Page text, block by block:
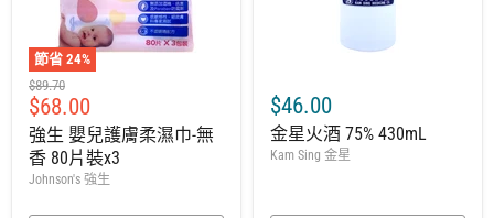
節省 24%
建
議
零
售
價
$89.70
售
價
$68.00
強生 嬰兒護膚柔濕巾-無
香 80片裝x3
Johnson's 強生
$46.00
金星火酒 75% 430mL
Kam Sing 金星